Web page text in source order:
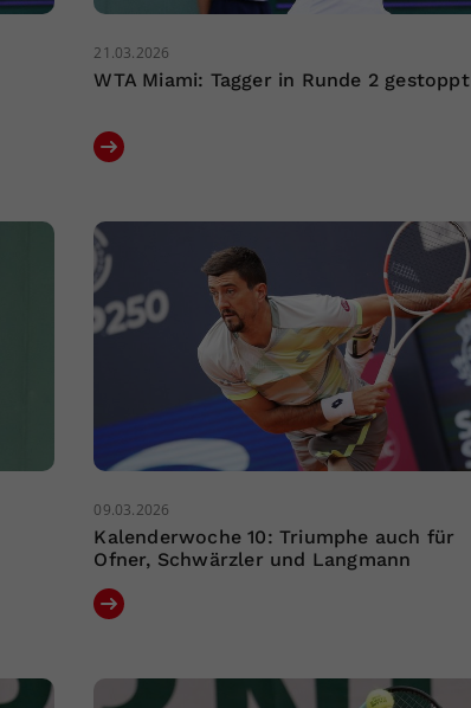
21.03.2026
WTA Miami: Tagger in Runde 2 gestoppt
09.03.2026
Kalenderwoche 10: Triumphe auch für
Ofner, Schwärzler und Langmann